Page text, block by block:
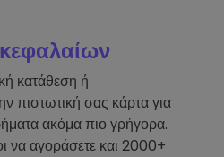
κεφαλαίων
κατάθεση ή
πιστωτική σας κάρτα για
ακόμα πιο γρήγορα.
να αγοράσετε και 2000+